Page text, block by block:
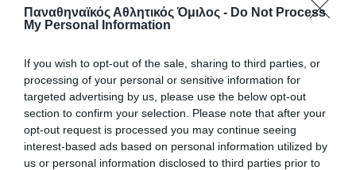
Παναθηναϊκός Αθλητικός Όμιλος - Do Not Process
My Personal Information
If you wish to opt-out of the sale, sharing to third parties, or
processing of your personal or sensitive information for
targeted advertising by us, please use the below opt-out
section to confirm your selection. Please note that after your
opt-out request is processed you may continue seeing
interest-based ads based on personal information utilized by
us or personal information disclosed to third parties prior to